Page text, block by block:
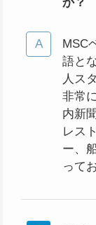
か？
MSC
語と
人ス
非常
内新
レス
ー、
って